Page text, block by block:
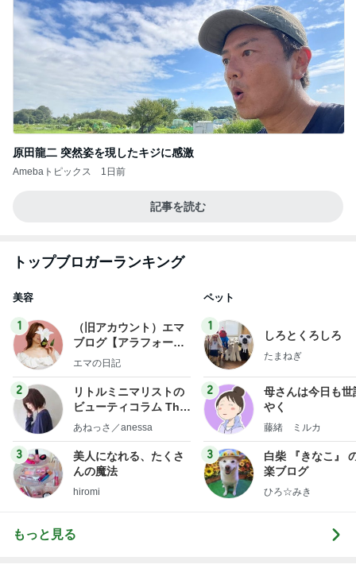
原田龍二 突然姿を現したキジに感激
Amebaトピックス 1日前
記事を読む
トップブロガーランキング
美容
1
（旧アカウント）エマ
ブログ【アラフォー会
社売却セカンドライ
エマの日記
2
リトルミニマリストの
ビューティコラム The
little minimalist's bea
あねっさ／anessa
3
美人になれる、たくさ
んの魔法
hiromi
ペット
1
しろとくろしろ
たまねぎ
2
母さんは今日も世
やく
藤緒 ミルカ
3
白柴 『きなこ』
楽ブログ
ひろ☆みき
もっと見る